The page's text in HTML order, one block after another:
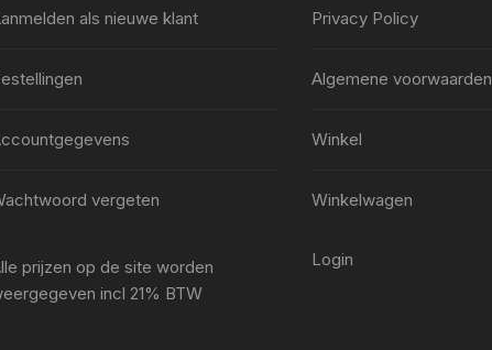
als nieuwe klant
vergeten
prijzen op de site worden
incl 21% BTW
Privacy Policy
Algemene voorwaarden
Winkel
Winkelwagen
Login